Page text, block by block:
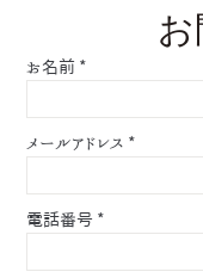
お名前 *
メールアドレス *
電話番号 *